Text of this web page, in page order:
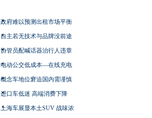
政府难以预测出租市场平衡
自主若无技术与品牌没前途
协管员配喊话器治行人违章
电动公交低成本—在线充电
概念车地位窘迫国内需谨慎
进口车低迷 高端消费下降
上海车展显本土SUV 战味浓